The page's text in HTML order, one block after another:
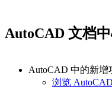
AutoCAD 文档
AutoCAD 中的新增
浏览